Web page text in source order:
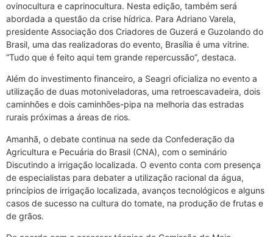
ovinocultura e caprinocultura. Nesta edição, também será
abordada a questão da crise hídrica. Para Adriano Varela,
presidente Associação dos Criadores de Guzerá e Guzolando do
Brasil, uma das realizadoras do evento, Brasília é uma vitrine.
“Tudo que é feito aqui tem grande repercussão”, destaca.
Além do investimento financeiro, a Seagri oficializa no evento a
utilização de duas motoniveladoras, uma retroescavadeira, dois
caminhões e dois caminhões-pipa na melhoria das estradas
rurais próximas a áreas de rios.
Amanhã, o debate continua na sede da Confederação da
Agricultura e Pecuária do Brasil (CNA), com o seminário
Discutindo a irrigação localizada. O evento conta com presença
de especialistas para debater a utilização racional da água,
princípios de irrigação localizada, avanços tecnológicos e alguns
casos de sucesso na cultura do tomate, na produção de frutas e
de grãos.